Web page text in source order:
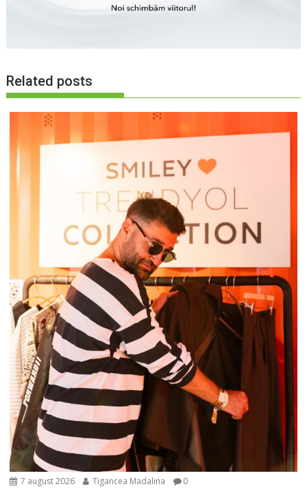
Related posts
7 august 2026 Tigancea Madalina 0